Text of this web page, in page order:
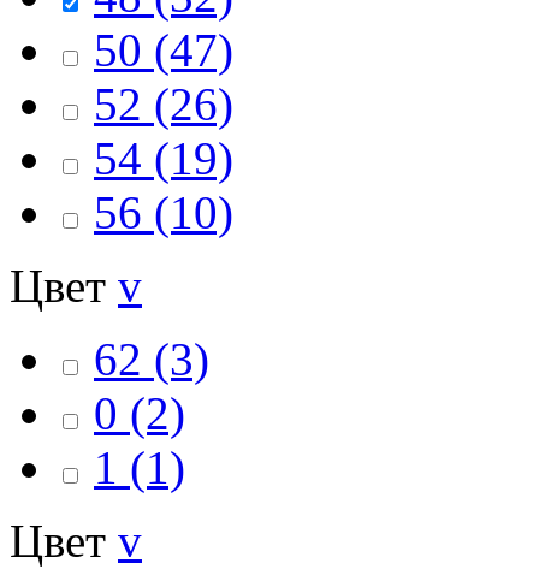
50 (47)
52 (26)
54 (19)
56 (10)
Цвет v
62 (3)
0 (2)
1 (1)
Цвет v